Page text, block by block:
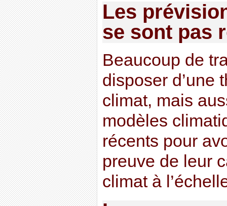
Les
se sont pas
Beaucoup de
disposer d’une
climat, mais
modèles
récents pour
preuve de leur
climat à